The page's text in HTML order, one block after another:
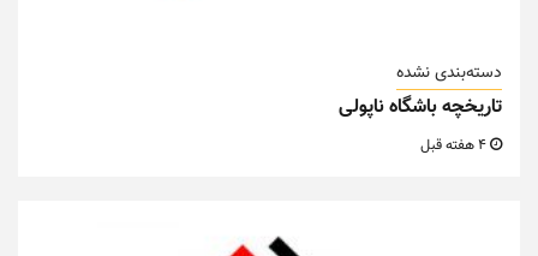
دسته‌بندی نشده
تاریخچه باشگاه ناپولی